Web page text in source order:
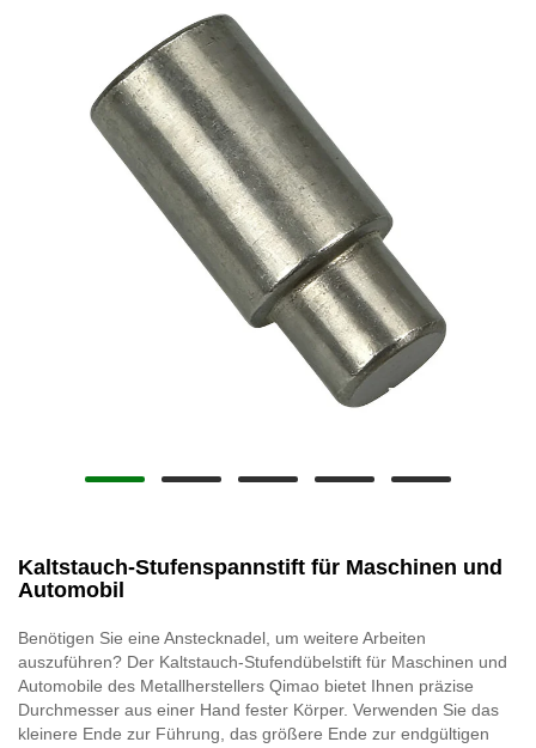
Kaltstauch-Stufenspannstift für Maschinen und
Automobil
Benötigen Sie eine Anstecknadel, um weitere Arbeiten
auszuführen? Der Kaltstauch-Stufendübelstift für Maschinen und
Automobile des Metallherstellers Qimao bietet Ihnen präzise
Durchmesser aus einer Hand fester Körper. Verwenden Sie das
kleinere Ende zur Führung, das größere Ende zur endgültigen